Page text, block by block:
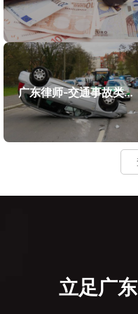
广东律师-交通事故类案件案例
立足广